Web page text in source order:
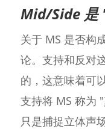
Mid/Side 是
关于 MS 是否构
论。支持和反对
的，这意味着可
支持将 MS 称为
只是捕捉立体声